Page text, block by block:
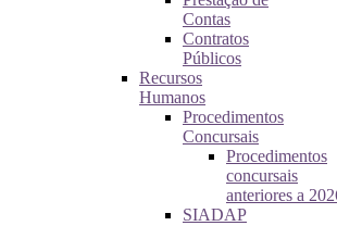
Contas
Contratos
Públicos
Recursos
Humanos
Procedimentos
Concursais
Procedimentos
concursais
anteriores a
SIADAP